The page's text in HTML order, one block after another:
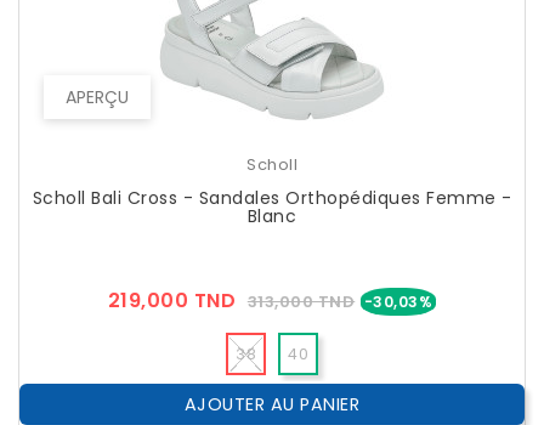
APERÇU
Scholl
Scholl Bali Cross - Sandales Orthopédiques Femme -
Blanc
219,000 TND Prix
Public
313,000 TND -30,03%Prix
38 40
AJOUTER AU PANIER